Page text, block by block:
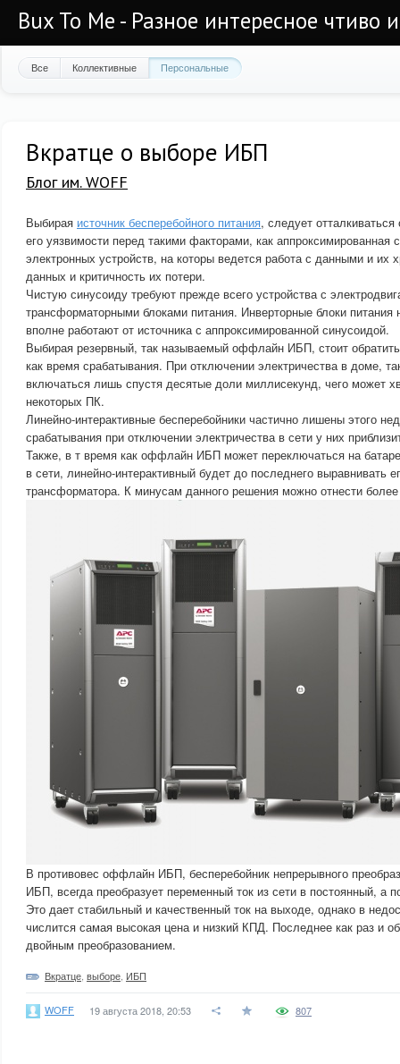
Bux To Me - Разное интересное чтиво
Все Коллективные Персональные
Вкратце о выборе ИБП
Блог им. WOFF
Выбирая источник бесперебойного питания, следует
его уязвимости перед такими факторами, как аппроксимированная
электронных устройств, на которы ведется работа с данными и их
данных и критичность их потери.
Чистую синусоиду требуют прежде всего устройства с
трансформаторными блоками питания. Инверторные блоки питания
вполне работают от источника с аппроксимированной синусоидой.
Выбирая резервный, так называемый оффлайн ИБП, стоит
как время срабатывания. При отключении электричества в доме,
включаться лишь спустя десятые доли миллисекунд, чего может
некоторых ПК.
Линейно-интерактивные бесперебойники частично лишены этого
срабатывания при отключении электричества в сети у них
Также, в т время как оффлайн ИБП может переключаться на
в сети, линейно-интерактивный будет до последнего выравнивать
трансформатора. К минусам данного решения можно отнести
В противовес оффлайн ИБП, бесперебойник непрерывного
ИБП, всегда преобразует переменный ток из сети в постоянный, а
Это дает стабильный и качественный ток на выходе, однако в
числится самая высокая цена и низкий КПД. Последнее как раз и
двойным преобразованием.
Вкратце выборе ИБП
WOFF 19 августа 2018, 20:53 807